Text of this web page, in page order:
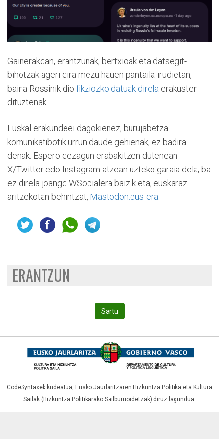
Gainerakoan, erantzunak, bertxioak eta datsegit-
bihotzak ageri dira mezu hauen pantaila-irudietan,
baina Rossinik dio fikziozko datuak direla erakusten
dituztenak.
Euskal erakundeei dagokienez, burujabetza
komunikatibotik urrun daude gehienak, ez badira
denak. Espero dezagun erabakitzen dutenean
X/Twitter edo Instagram atzean uzteko garaia dela, ba
ez direla joango WSocialera baizik eta, euskaraz
aritzekotan behintzat, Mastodon.eus-era
ERANTZUN
Sartu
CodeSyntaxek kudeatua, Eusko Jaurlaritzaren Hizkuntza Politika eta Kultura
Sailak (Hizkuntza Politikarako Sailburuordetzak) diruz lagundua.